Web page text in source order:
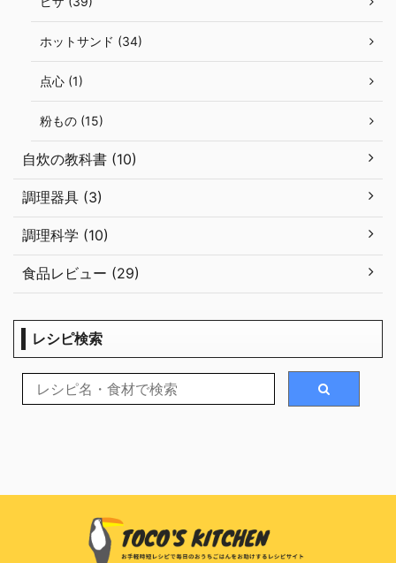
ホットサンド (34)
点心 (1)
粉もの (15)
自炊の教科書 (10)
調理器具 (3)
調理科学 (10)
食品レビュー (29)
レシピ検索